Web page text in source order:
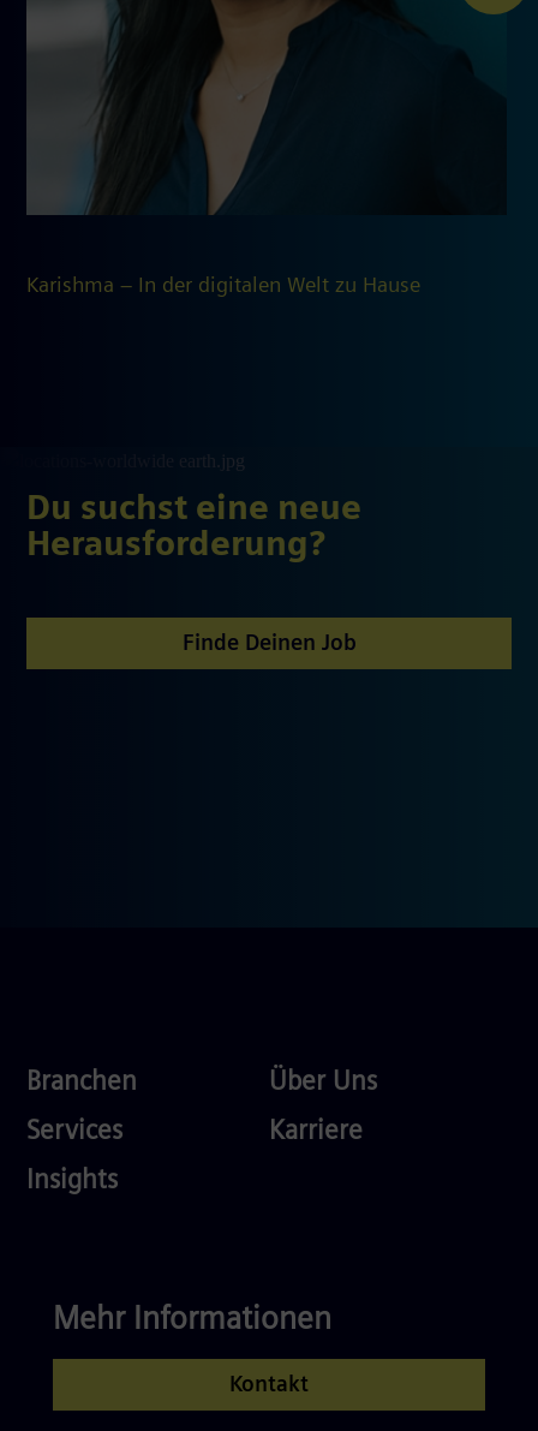
Karishma – In der digitalen Welt zu Hause
Du suchst eine neue
Herausforderung?
Finde Deinen Job
Industries
Branchen
Services
Services
Competences
Insights
About
Über Uns
Careers
Karriere
Mehr Informationen
Kontakt